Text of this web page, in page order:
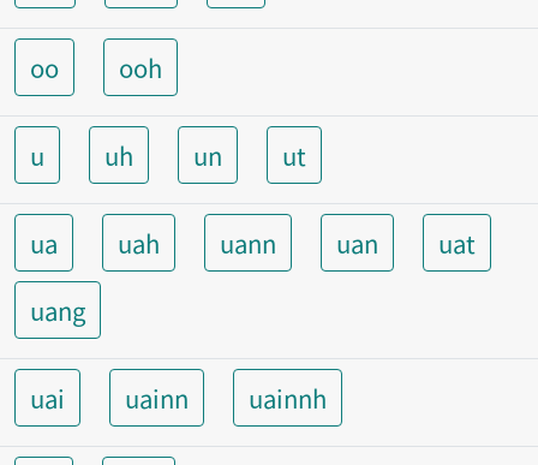
oo ooh
u uh un ut
ua uah uann uan
uat
uang
uai uainn uainnh